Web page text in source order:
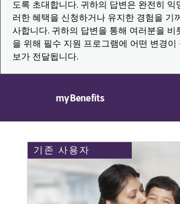
도록 초대합니다. 귀하의 답변은 완전히 익
러한 혜택을 신청하거나 유지한 경험을 기
사합니다. 귀하의 답변을 통해 여러분을 비
을 위해 필수 지원 프로그램에 어떤 변경이
보가 전달됩니다.
myBenefits
기존 사용자